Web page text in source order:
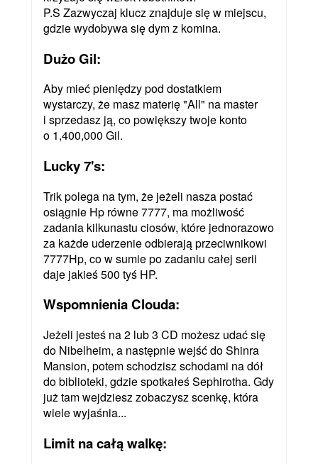
P.S Zazwyczaj klucz znajduje się w miejscu,
gdzie wydobywa się dym z komina.
Dużo Gil:
Aby mieć pieniędzy pod dostatkiem
wystarczy, że masz materię "All" na master
i sprzedasz ją, co powiększy twoje konto
o 1,400,000 Gil.
Lucky 7's:
Trik polega na tym, że jeżeli nasza postać
osiągnie Hp równe 7777, ma możliwość
zadania kilkunastu ciosów, które jednorazowo
za każde uderzenie odbierają przeciwnikowi
7777Hp, co w sumie po zadaniu całej serii
daje jakieś 500 tyś HP.
Wspomnienia Clouda:
Jeżeli jesteś na 2 lub 3 CD możesz udać się
do Nibelheim, a następnie wejść do Shinra
Mansion, potem schodzisz schodami na dół
do biblioteki, gdzie spotkałeś Sephirotha. Gdy
już tam wejdziesz zobaczysz scenkę, która
wiele wyjaśnia...
Limit na całą walkę: